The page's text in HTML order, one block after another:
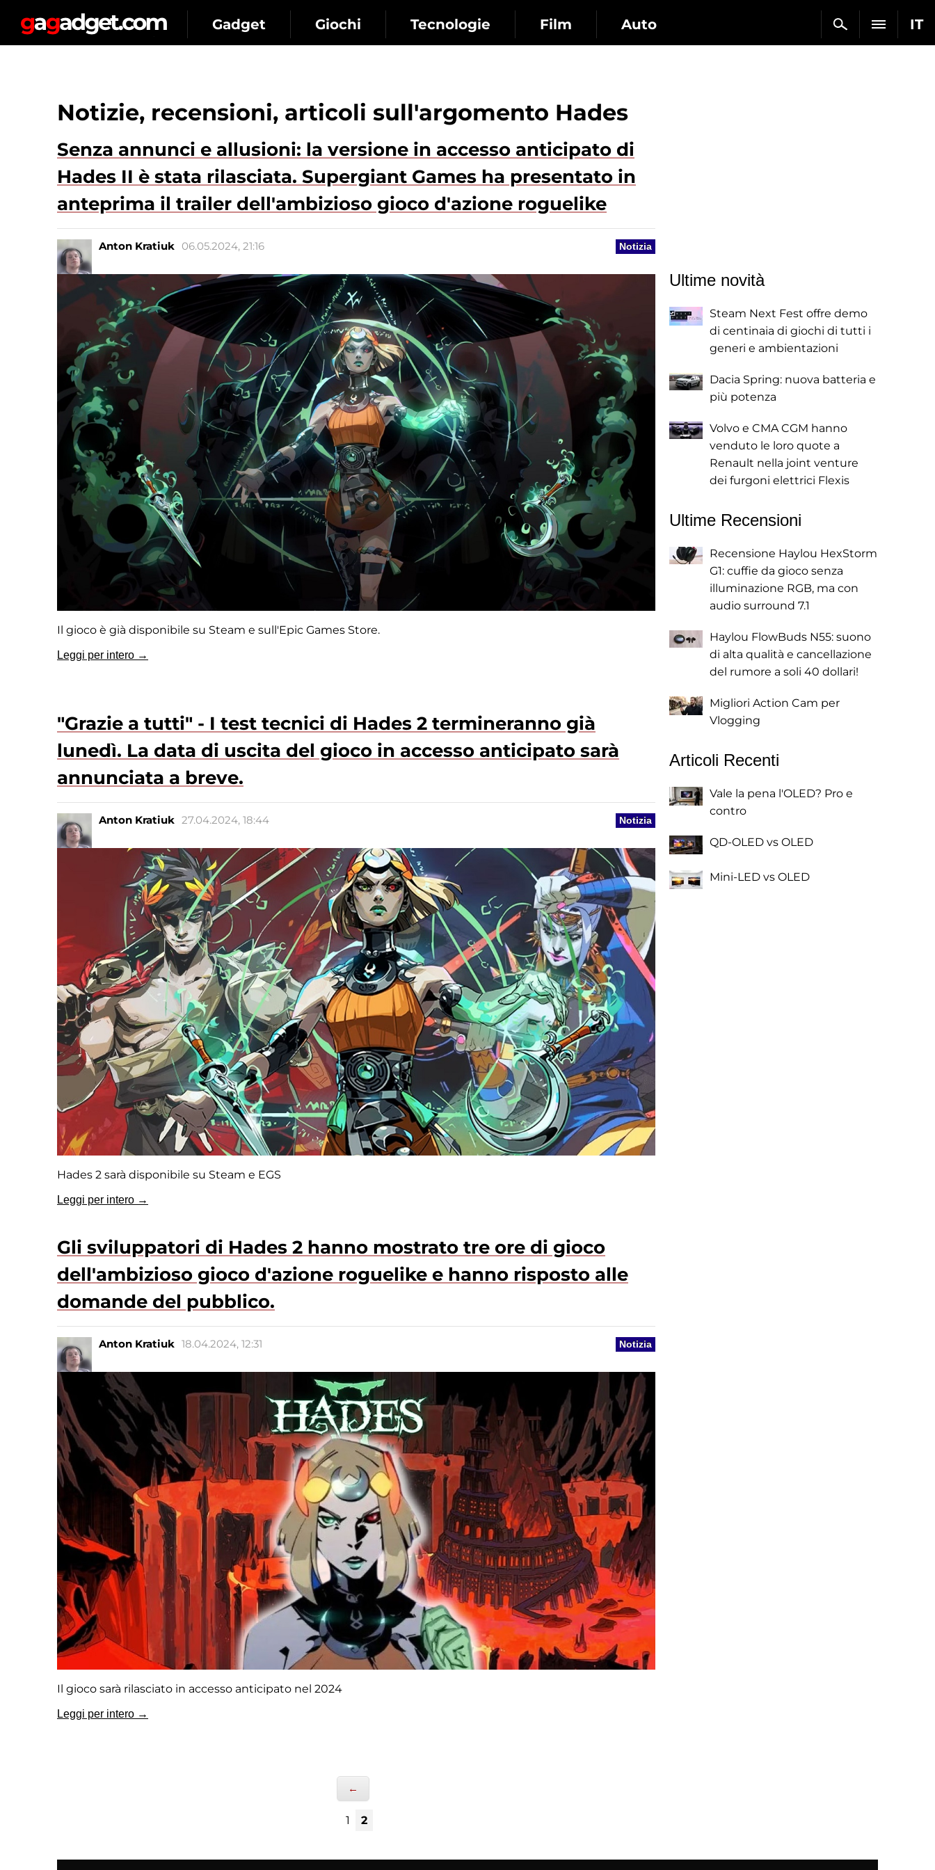
IT
Gadget Giochi Tecnologie Film Auto
Notizie, recensioni, articoli sull'argomento Hades
Senza annunci e allusioni: la versione in accesso anticipato di
Hades II è stata rilasciata. Supergiant Games ha presentato in
anteprima il trailer dell'ambizioso gioco d'azione roguelike
Notizia
Anton Kratiuk 06.05.2024, 21:16
Il gioco è già disponibile su Steam e sull'Epic Games Store.
Leggi per intero →
"Grazie a tutti" - I test tecnici di Hades 2 termineranno già
lunedì. La data di uscita del gioco in accesso anticipato sarà
annunciata a breve.
Notizia
Anton Kratiuk 27.04.2024, 18:44
Hades 2 sarà disponibile su Steam e EGS
Leggi per intero →
Gli sviluppatori di Hades 2 hanno mostrato tre ore di gioco
dell'ambizioso gioco d'azione roguelike e hanno risposto alle
domande del pubblico.
Notizia
Anton Kratiuk 18.04.2024, 12:31
Il gioco sarà rilasciato in accesso anticipato nel 2024
Leggi per intero →
←
1 2
Ultime novità
Steam Next Fest offre demo
di centinaia di giochi di tutti i
generi e ambientazioni
Dacia Spring: nuova batteria e
più potenza
Volvo e CMA CGM hanno
venduto le loro quote a
Renault nella joint venture
dei furgoni elettrici Flexis
Ultime Recensioni
Recensione Haylou HexStorm
G1: cuffie da gioco senza
illuminazione RGB, ma con
audio surround 7.1
Haylou FlowBuds N55: suono
di alta qualità e cancellazione
del rumore a soli 40 dollari!
Migliori Action Cam per
Vlogging
Articoli Recenti
Vale la pena l'OLED? Pro e
contro
QD-OLED vs OLED
Mini-LED vs OLED